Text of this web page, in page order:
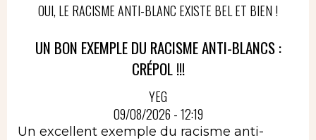
OUI, LE RACISME ANTI-BLANC EXISTE BEL ET BIEN !
UN BON EXEMPLE DU RACISME ANTI-BLANCS :
CRÉPOL !!!
YEG
09/08/2026 - 12:19
Un excellent exemple du racisme anti-